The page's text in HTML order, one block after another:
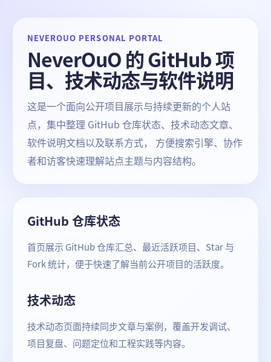
NEVEROUO PERSONAL PORTAL
NeverOuO 的 GitHub 项
目、技术动态与软件说明
这是一个面向公开项目展示与持续更新的个人站
点，集中整理 GitHub 仓库状态、技术动态文章、
软件说明文档以及联系方式， 方便搜索引擎、协作
者和访客快速理解站点主题与内容结构。
GitHub 仓库状态
首页展示 GitHub 仓库汇总、最近活跃项目、Star 与
Fork 统计，便于快速了解当前公开项目的活跃度。
技术动态
技术动态页面持续同步文章与案例，覆盖开发调试、
项目复盘、问题定位和工程实践等内容。